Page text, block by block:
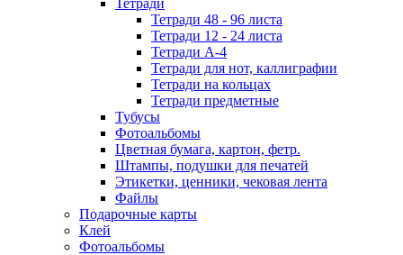
Тетради
Тетради 48 - 96 листа
Тетради 12 - 24 листа
Тетради А-4
Тетради для нот, каллиграфии
Тетради на кольцах
Тетради предметные
Тубусы
Фотоальбомы
Цветная бумага, картон, фетр.
Штампы, подушки для печатей
Этикетки, ценники, чековая лента
Файлы
Подарочные карты
Клей
Фотоальбомы